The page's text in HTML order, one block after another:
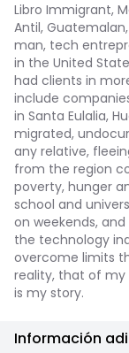
Libro Immigrant,
Antil,
man, tech
in the United
had clients in
include
in Santa Eulalia,
migrated,
any relative,
from the region
poverty, hunger
school and
on weekends,
the technology
overcome limits
reality, that of
is my story.
Información